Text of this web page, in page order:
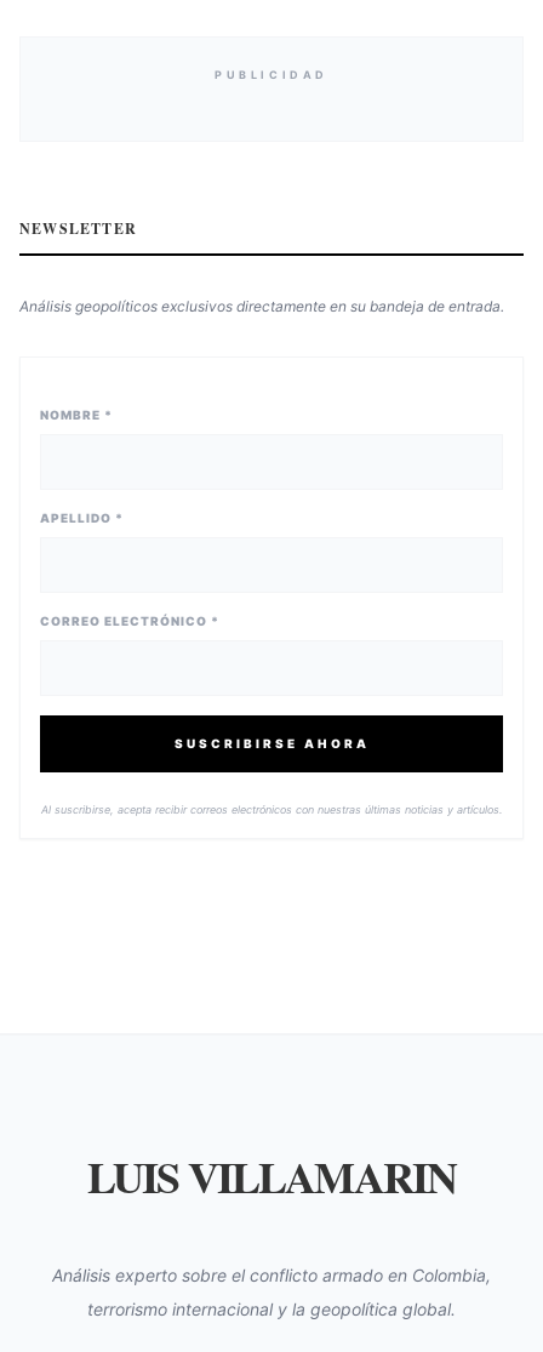
PUBLICIDAD
NEWSLETTER
Análisis geopolíticos exclusivos directamente en su bandeja de entrada.
NOMBRE *
APELLIDO *
CORREO ELECTRÓNICO *
SUSCRIBIRSE AHORA
Al suscribirse, acepta recibir correos electrónicos con nuestras últimas noticias y artículos.
LUIS VILLAMARIN
Análisis experto sobre el conflicto armado en Colombia,
terrorismo internacional y la geopolítica global.